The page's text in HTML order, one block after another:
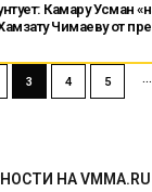
Камару Усман
Чимаеву от
3 4 5 …
НА VMMA.RU